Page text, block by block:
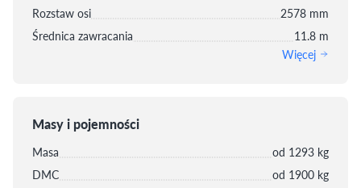
Rozstaw osi
2578 mm
Średnica zawracania
11.8 m
Więcej
Masy i pojemności
Masa
od 1293 kg
DMC
od 1900 kg